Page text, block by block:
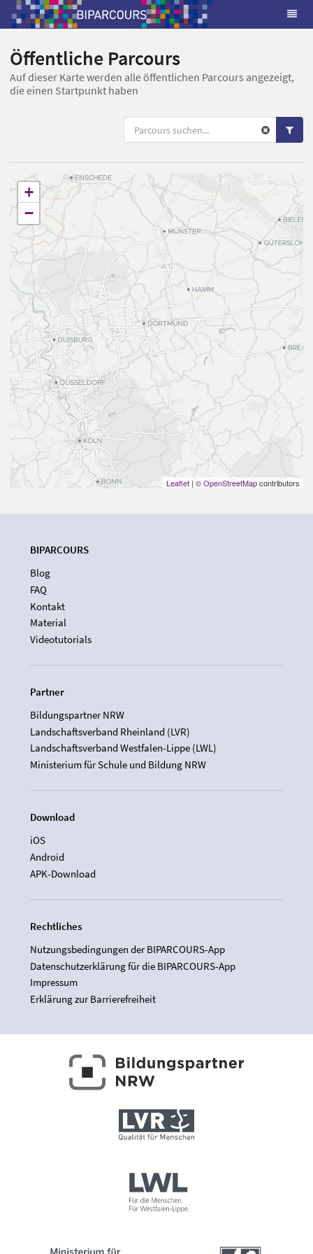
Öffentliche Parcours
Auf dieser Karte werden alle öffentlichen Parcours angezeigt,
die einen Startpunkt haben
+
−
Leaflet | ©OpenStreetMapcontributors
BIPARCOURS
Blog
FAQ
Kontakt
Material
Videotutorials
Partner
Bildungspartner NRW
Landschaftsverband Rheinland (LVR)
Landschaftsverband Westfalen-Lippe (LWL)
Ministerium für Schule und Bildung NRW
Download
iOS
Android
APK-Download
Rechtliches
Nutzungsbedingungen der BIPARCOURS-App
Datenschutzerklärung für die BIPARCOURS-App
Impressum
Erklärung zur Barrierefreiheit